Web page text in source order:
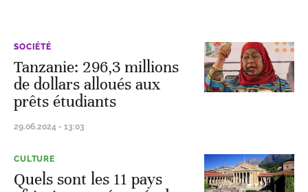
SOCIÉTÉ
Tanzanie: 296,3 millions
de dollars alloués aux
prêts étudiants
29.06.2024 - 13:03
CULTURE
Quels sont les 11 pays